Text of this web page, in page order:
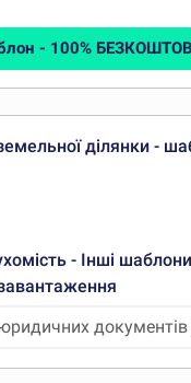
- 100%
ділянки -
- Інші